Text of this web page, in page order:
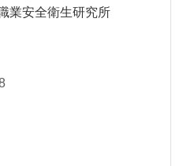
業安全衛生研究所